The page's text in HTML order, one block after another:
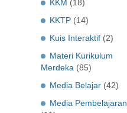
KKM (18)
KKTP (14)
Kuis Interaktif (2)
Materi Kurikulum
Merdeka (85)
Media Belajar (42)
Media Pembelajaran